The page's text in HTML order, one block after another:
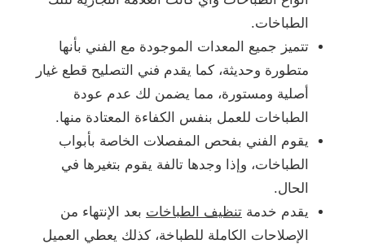
الطباخات.
تتميز جميع المعدات الموجودة مع الفني بأنها
متطورة وحديثة، كما يقدم فني التصليح قطع غيار
أصلية ومستورة، مما يضمن لك عدم عودة
الطباخات للعمل بنفس الكفاءة المعتادة منها.
يقوم الفني بفحص المفصلات الخاصة بأبواب
الطباخات، وإذا وجدها تالفة يقوم بتغيرها في
الحال.
يقدم خدمة تنظيف الطباخات بعد الإنتهاء من
الإصلاحات الكاملة للطباخة، كذلك يعطي العميل